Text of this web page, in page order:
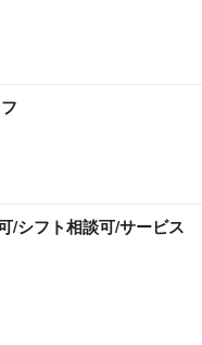
/シフト相談可/サービス